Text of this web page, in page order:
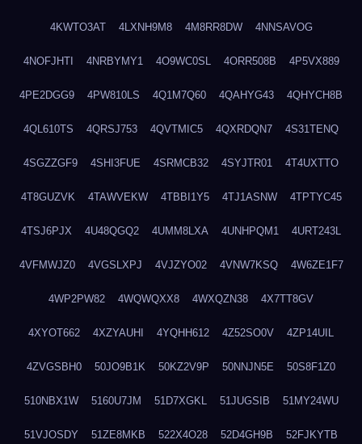
4KWTO3AT 4LXNH9M8 4M8RR8DW 4NNSAVOG
4NOFJHTI 4NRBYMY1 4O9WC0SL 4ORR508B 4P5VX889
4PE2DGG9 4PW810LS 4Q1M7Q60 4QAHYG43 4QHYCH8B
4QL610TS 4QRSJ753 4QVTMIC5 4QXRDQN7 4S31TENQ
4SGZZGF9 4SHI3FUE 4SRMCB32 4SYJTR01 4T4UXTTO
4T8GUZVK 4TAWVEKW 4TBBI1Y5 4TJ1ASNW 4TPTYC45
4TSJ6PJX 4U48QGQ2 4UMM8LXA 4UNHPQM1 4URT243L
4VFMWJZ0 4VGSLXPJ 4VJZYO02 4VNW7KSQ 4W6ZE1F7
4WP2PW82 4WQWQXX8 4WXQZN38 4X7TT8GV
4XYOT662 4XZYAUHI 4YQHH612 4Z52SO0V 4ZP14UIL
4ZVGSBH0 50JO9B1K 50KZ2V9P 50NNJN5E 50S8F1Z0
510NBX1W 5160U7JM 51D7XGKL 51JUGSIB 51MY24WU
51VJOSDY 51ZE8MKB 522X4O28 52D4GH9B 52FJKYTB